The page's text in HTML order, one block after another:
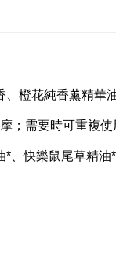
橙花純香薰精華
；需要時可重複使
、快樂鼠尾草精